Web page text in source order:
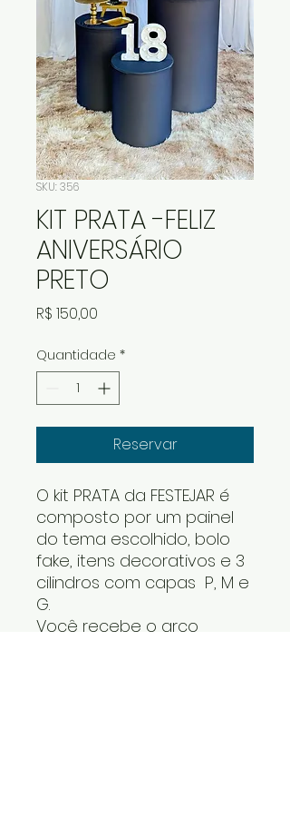
SKU: 356
KIT PRATA -FELIZ
ANIVERSÁRIO
PRETO
R$ 150,00
Quantidade *
Reservar
O kit PRATA da FESTEJAR é
composto por um painel
do tema escolhido, bolo
fake, itens decorativos e 3
cilindros com capas P, M e
G.
Você recebe o arco